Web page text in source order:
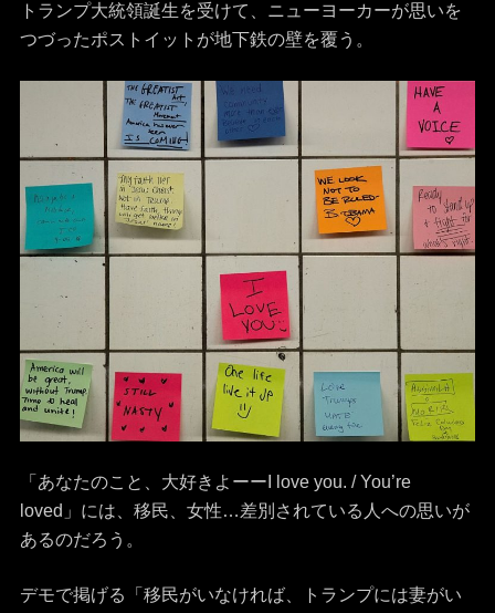
トランプ大統領誕生を受けて、ニューヨーカーが思いを
つづったポストイットが地下鉄の壁を覆う。
「あなたのこと、大好きよーーI love you. / You’re
loved」には、移民、女性…差別されている人への思いが
あるのだろう。
デモで掲げる「移民がいなければ、トランプには妻がい